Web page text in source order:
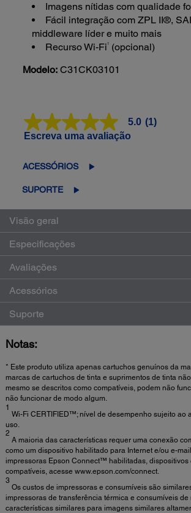
Imagens nítidas com qualidade
Fácil integração com ZPL II®,
middleware líder e muito mais
Recurso Wi-Fi 1
(opcional)
Modelo: C31CK03101
5.0
de
valor
de
avaliação.
a
Review.
Link
abre
na
mesma
página.
5.0 (1)
Escreva uma avaliação
ACESSÓRIOS
SUPORTE
Visão geral
Especificações
Avaliações
Acessórios
Suporte
Notas:
* Este produto utiliza apenas cartuchos genuínos da
marcas de cartuchos de tinta e suprimentos de tinta
mesmo se descritos como compatíveis, podem não
não funcionar de modo algum.
1
Wi-Fi CERTIFIED™; nível de desempenho sujeito ao
uso.
2
A maioria das características requer uma conexão
como um dispositivo habilitado para Internet e/ou e-
impressoras Epson Connect™ habilitadas, dispositivos
compatíveis, acesse www.epson.com/connect.
3
Os custos de impressoras e consumíveis são
impressoras de transferência térmica e consumíveis
características similares para imagens similares